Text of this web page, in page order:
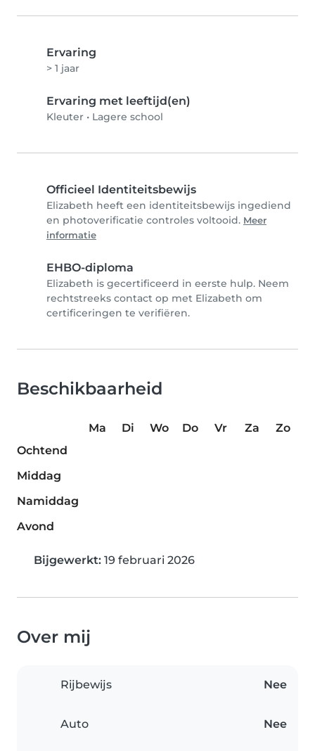
Ervaring
> 1 jaar
Ervaring met leeftijd(en)
Kleuter • Lagere school
Officieel Identiteitsbewijs
Elizabeth heeft een identiteitsbewijs ingediend
en photoverificatie controles voltooid. Meer
informatie
EHBO-diploma
Elizabeth is gecertificeerd in eerste hulp. Neem
rechtstreeks contact op met Elizabeth om
certificeringen te verifiëren.
Beschikbaarheid
Ma Di Wo Do Vr Za
Zo
Ochtend
Middag
Namiddag
Avond
Bijgewerkt: 19 februari 2026
Over mij
Rijbewijs Nee
Auto Nee